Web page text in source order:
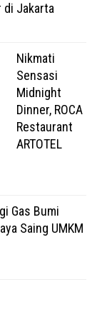
di Jakarta
Nikmati
Sensasi
Midnight
Dinner, ROCA
Restaurant
ARTOTEL
Gas Bumi
Saing UMKM